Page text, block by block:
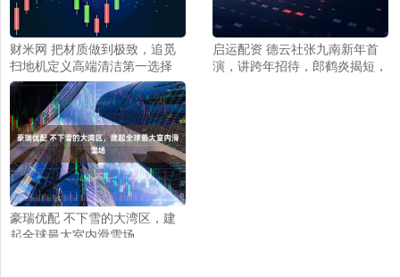
财米网 把材质做到极致，追觅
扫地机定义高端清洁第一选择
启运配资 德云社张九南新年首
演，讲跨年招待，郎鹤炎揭短，
豪瑞优配 不下雪的大湾区，建
起全球最大室内滑雪场